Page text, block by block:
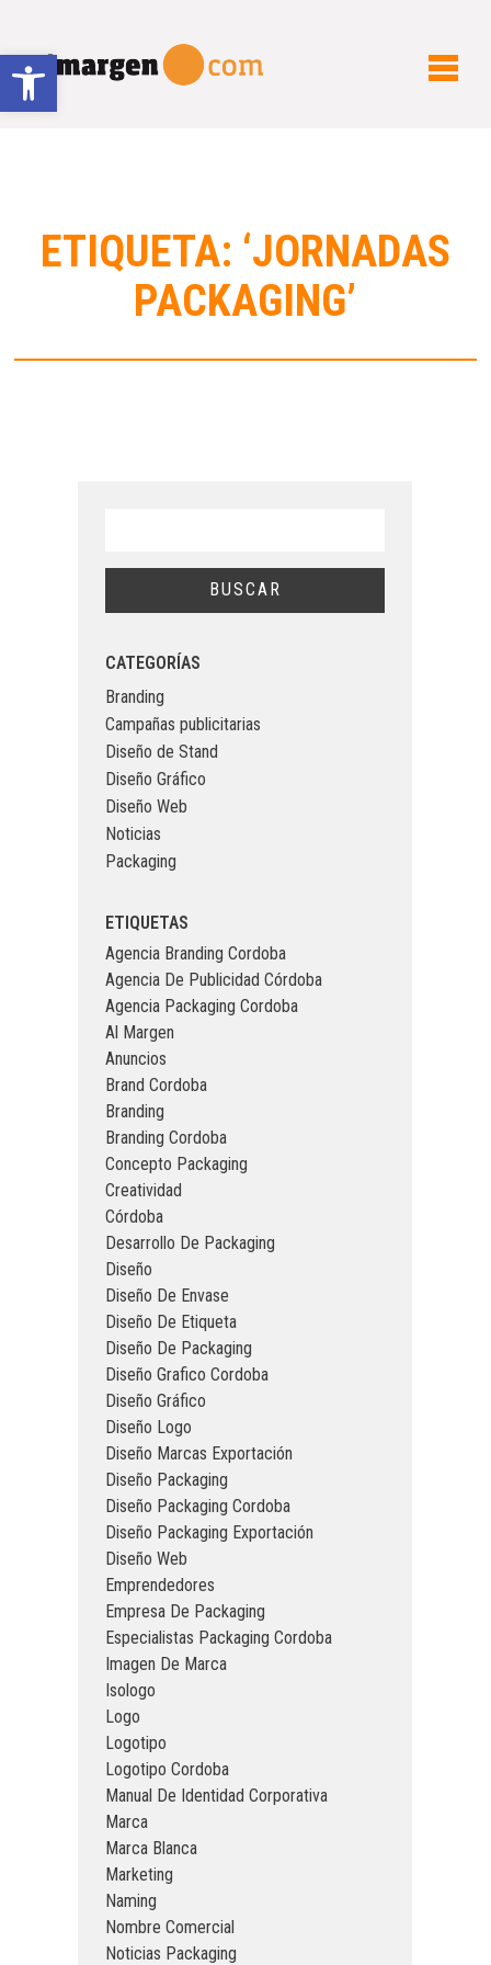
Abrir barra de herramientas
ETIQUETA: ‘JORNADAS
PACKAGING’
CATEGORÍAS
Branding
Campañas publicitarias
Diseño de Stand
Diseño Gráfico
Diseño Web
Noticias
Packaging
ETIQUETAS
Agencia Branding Cordoba
Agencia De Publicidad Córdoba
Agencia Packaging Cordoba
Al Margen
Anuncios
Brand Cordoba
Branding
Branding Cordoba
Concepto Packaging
Creatividad
Córdoba
Desarrollo De Packaging
Diseño
Diseño De Envase
Diseño De Etiqueta
Diseño De Packaging
Diseño Grafico Cordoba
Diseño Gráfico
Diseño Logo
Diseño Marcas Exportación
Diseño Packaging
Diseño Packaging Cordoba
Diseño Packaging Exportación
Diseño Web
Emprendedores
Empresa De Packaging
Especialistas Packaging Cordoba
Imagen De Marca
Isologo
Logo
Logotipo
Logotipo Cordoba
Manual De Identidad Corporativa
Marca
Marca Blanca
Marketing
Naming
Nombre Comercial
Noticias Packaging